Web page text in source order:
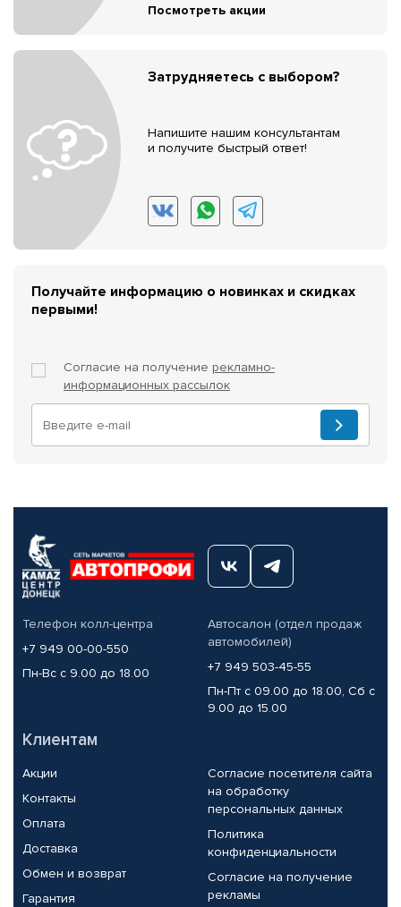
Посмотреть акции
Затрудняетесь с выбором?
Напишите нашим консультантам
и получите быстрый ответ!
Получайте информацию о новинках и скидках
первыми!
Согласие на получение рекламно-
информационных рассылок
Телефон колл-центра
+7 949 00-00-550
Пн-Вс с 9.00 до 18.00
Автосалон (отдел продаж
автомобилей)
+7 949 503-45-55
Пн-Пт с 09.00 до 18.00, Сб с
9.00 до 15.00
Клиентам
Акции
Контакты
Оплата
Доставка
Обмен и возврат
Гарантия
Согласие посетителя сайта
на обработку
персональных данных
Политика
конфиденциальности
Согласие на получение
рекламы